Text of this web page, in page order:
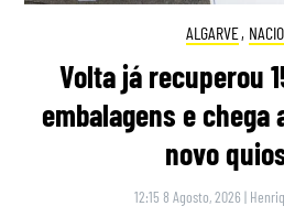
ALGARVE,
Volta já recuperou
embalagens e chega
novo
12:15 8 Agosto, 2026 |